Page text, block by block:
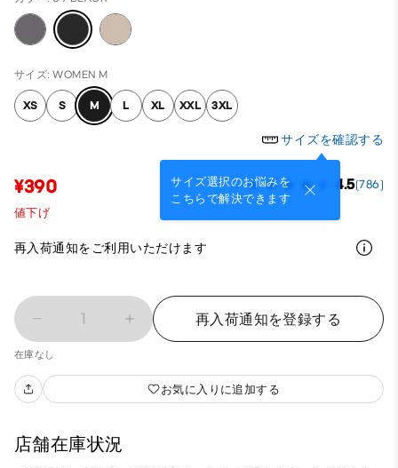
サイズ: WOMEN M
XS S M L XL XXL 3XL
サイズを確認する
サイズ選択のお悩みを
こちらで解決できます
¥390 4.5(786)
値下げ
再入荷通知をご利用いただけます
1 再入荷通知を登録する
在庫なし
お気に入りに追加する
店舗在庫状況